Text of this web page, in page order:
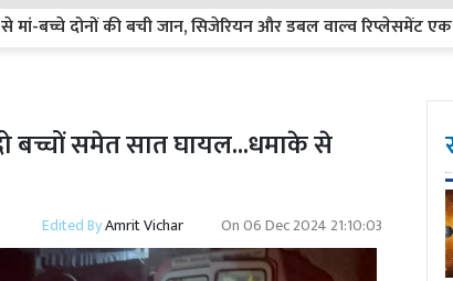
दोनों की बची जान, सिजेरियन और डबल वाल्व रिप्लेसमेंट एक साथ
बच्चों समेत सात घायल...धमाके से
Edited ByAmrit Vichar On06 Dec 2024 21:10:03